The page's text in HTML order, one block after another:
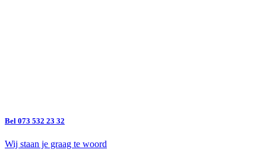
Bel 073 532 23 32
Wij staan je graag te woord